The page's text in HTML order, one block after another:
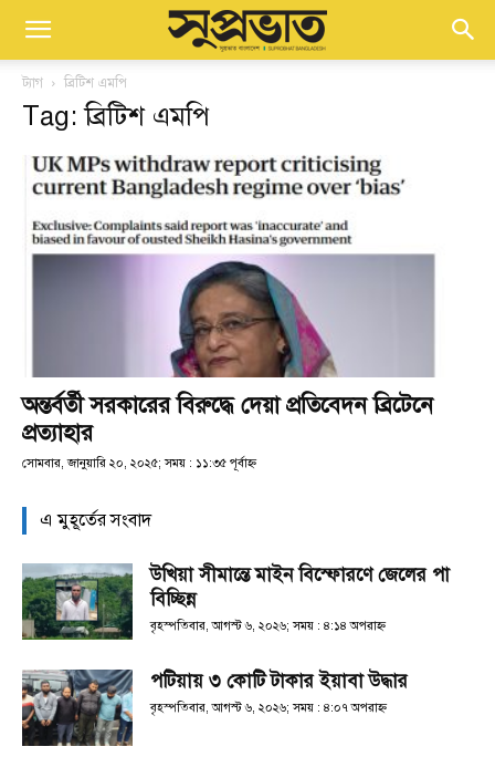
ট্যাগ ব্রিটিশ এমপি
Tag: ব্রিটিশ এমপি
অন্তর্বর্তী সরকারের বিরুদ্ধে দেয়া প্রতিবেদন ব্রিটেনে
প্রত্যাহার
সোমবার, জানুয়ারি ২০, ২০২৫; সময় : ১১:৩৫ পূর্বাহ্ণ
এ মুহূর্তের সংবাদ
উখিয়া সীমান্তে মাইন বিস্ফোরণে জেলের পা
বিচ্ছিন্ন
বৃহস্পতিবার, আগস্ট ৬, ২০২৬; সময় : ৪:১৪ অপরাহ্ণ
পটিয়ায় ৩ কোটি টাকার ইয়াবা উদ্ধার
বৃহস্পতিবার, আগস্ট ৬, ২০২৬; সময় : ৪:০৭ অপরাহ্ণ